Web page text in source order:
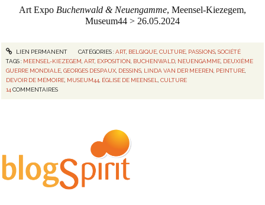
Art Expo Buchenwald & Neuengamme, Meensel-Kiezegem,
Museum44 > 26.05.2024
LIEN PERMANENT CATÉGORIES :ART, BELGIQUE, CULTURE, PASSIONS, SOCIÉTÉ
TAGS : MEENSEL-KIEZEGEM ,ART, EXPOSITION BUCHENWALD NEUENGAMME DEUXIÈME
GUERRE MONDIALE ,GEORGES DESPAUX DESSINS LINDA VAN DER MEEREN PEINTURE
DEVOIR DE MÉMOIRE MUSEUM44 ÉGLISE DE MEENSEL ,CULTURE
14 COMMENTAIRES